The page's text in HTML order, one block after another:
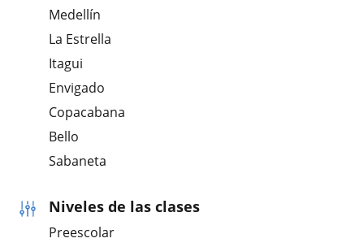
Medellín
La Estrella
Itagui
Envigado
Copacabana
Bello
Sabaneta
Niveles de las clases
Preescolar